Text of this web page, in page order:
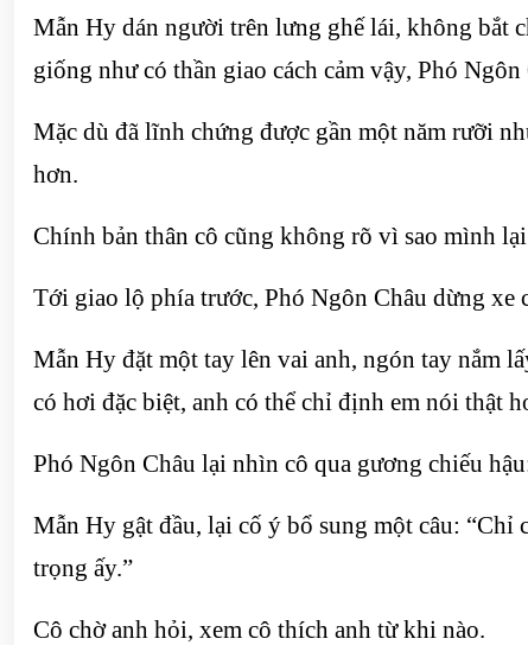
Mẫn Hy dán người trên lưng ghế lái, không bắt
giống như có thần giao cách cảm vậy, Phó
Mặc dù đã lĩnh chứng được gần một năm rưỡi
hơn.
Chính bản thân cô cũng không rõ vì sao mình
Tới giao lộ phía trước, Phó Ngôn Châu dừng xe
Mẫn Hy đặt một tay lên vai anh, ngón tay nắm
có hơi đặc biệt, anh có thể chỉ định em nói thật
Phó Ngôn Châu lại nhìn cô qua gương chiếu
Mẫn Hy gật đầu, lại cố ý bổ sung một câu: “Chỉ
trọng ấy.”
Cô chờ anh hỏi, xem cô thích anh từ khi nào.